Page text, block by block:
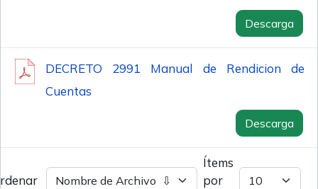
Descarga
DECRETO 2991 Manual de Rendicion de
Cuentas
Descarga
Ítems
por